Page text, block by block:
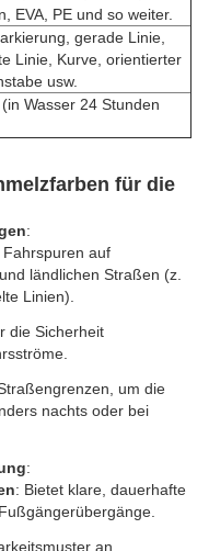
EVA, PE und so weiter.
gerade Linie,
Linie, Kurve, orientierter
usw.
Wasser 24 Stunden
für die
:
Fahrspuren auf
ländlichen Straßen (z.
Linien).
die Sicherheit
um die
nachts oder bei
:
: Bietet klare, dauerhafte
an